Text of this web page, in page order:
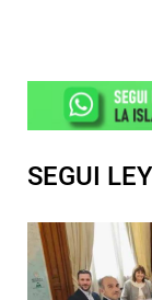
SEGUI